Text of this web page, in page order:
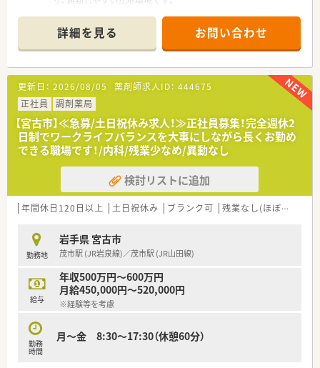
6割、内科が4割です。
■薬剤師は常勤2名、事務員2名体制で、処方箋枚数は1日10枚程
度と落ち着いています。
【法人特徴について】
■全国に400店舗以上を展開し、東北地方だけでも40店舗以上を
運営する大手法人のグループ会社の薬局です。
■東証プライム上場企業である東邦ホールディングスのグルー
プ会社であり、安定した経営基盤を誇ります。
■専門・認定薬剤師の資格取得を支援する手当が充実しており、
専門性を高めたい方が活躍中です。
【こんな方にオススメ】
■年間休日120日以上、残業も非常に少ないため、ワークライフ
バランスを重視する方におすすめです。
盤のもとで長く働きたい方に最適です。
■転居を伴う異動がないため、地域に根ざしてじっくりと患者様
と向き合いたい方におすすめです。
詳細を見る お問い合わせ
更新日： 2026/08/05 薬剤師求人ID： 444675
正社員
調剤薬局
【宮古市】≪急募/土日祝休み求人！≫正社員募集！完全週休2
日制でワークライフバランスを大事にしながら長くお勤め
できる職場です！/内科/残業少なめ/異動なし
検討リストに追加
年間休日120日以上 土日祝休み ブランク可 残業なし(ほぼなし含む)
勤務地
岩手県 宮古市
茂市駅 (JR岩泉線)／茂市駅 (JR山田線)
給与
年収500万円～600万円
月給450,000円～520,000円
※経験等を考慮
勤務
時間
月～金 8:30～17:30（休憩60分）